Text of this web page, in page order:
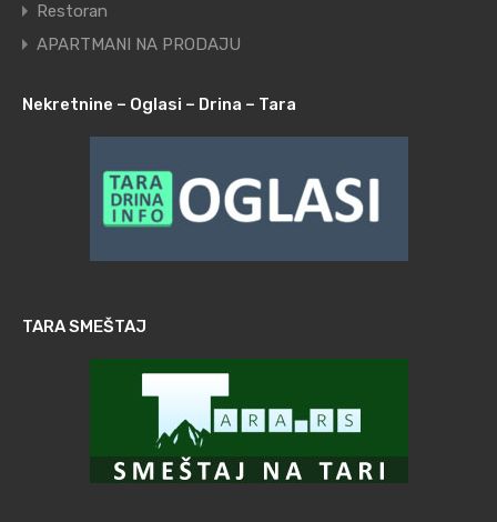
Restoran
APARTMANI NA PRODAJU
Nekretnine – Oglasi – Drina – Tara
TARA SMEŠTAJ